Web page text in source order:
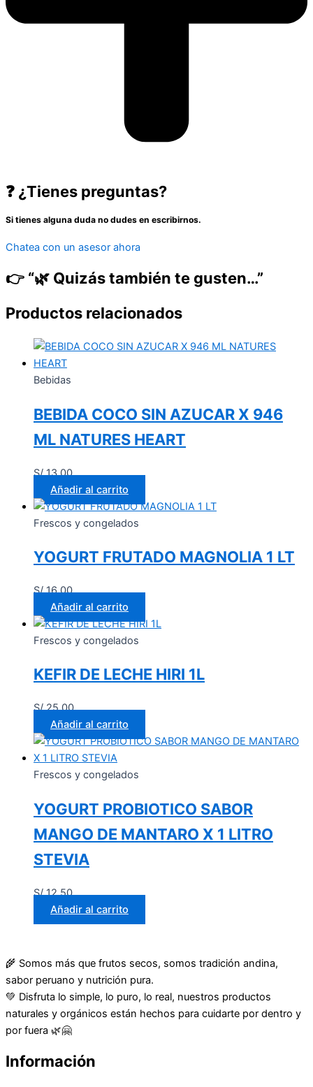
❓ ¿Tienes preguntas?
Si tienes alguna duda no dudes en escribirnos.
Chatea con un asesor ahora
👉 “🌿 Quizás también te gusten…”
Productos relacionados
Bebidas
BEBIDA COCO SIN AZUCAR X 946
ML NATURES HEART
S/13.00
Añadir al carrito
Frescos y congelados
YOGURT FRUTADO MAGNOLIA 1 LT
S/16.00
Añadir al carrito
Frescos y congelados
KEFIR DE LECHE HIRI 1L
S/25.00
Añadir al carrito
Frescos y congelados
YOGURT PROBIOTICO SABOR
MANGO DE MANTARO X 1 LITRO
STEVIA
S/12.50
Añadir al carrito
🌾 Somos más que frutos secos, somos tradición andina,
sabor peruano y nutrición pura.
💚 Disfruta lo simple, lo puro, lo real, nuestros productos
naturales y orgánicos están hechos para cuidarte por dentro y
por fuera 🌿🤗
Información